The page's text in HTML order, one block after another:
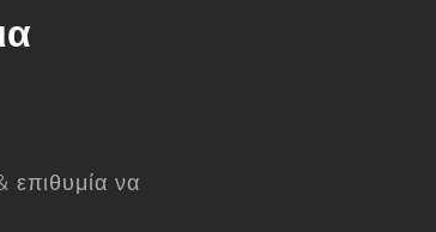
επιθυμία να